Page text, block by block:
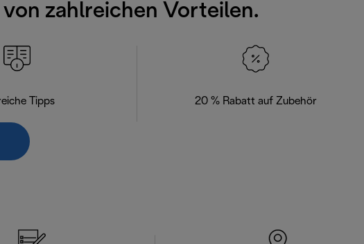
zahlreichen Vorteilen.
Tipps 20 % Rabatt auf Zubehör